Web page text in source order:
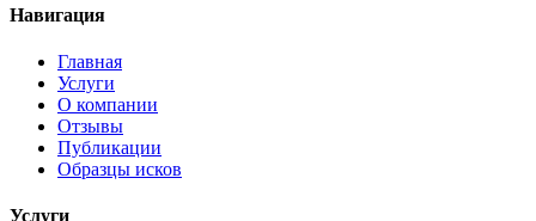
Навигация
Главная
Услуги
О компании
Отзывы
Публикации
Образцы исков
Услуги